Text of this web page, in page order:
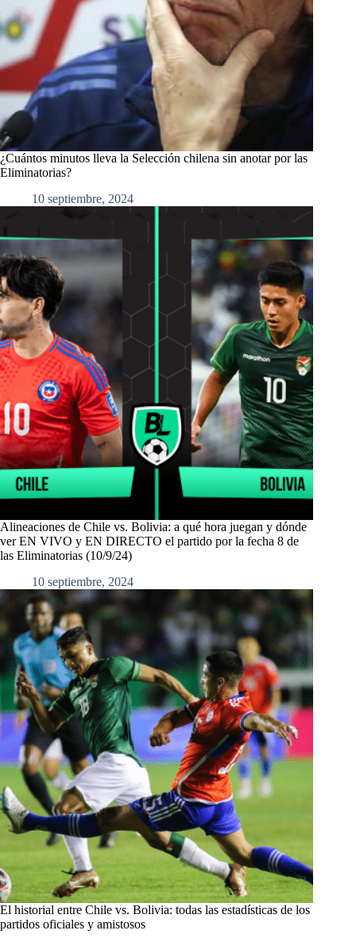
¿Cuántos minutos lleva la Selección chilena sin anotar por las
Eliminatorias?
10 septiembre, 2024
Alineaciones de Chile vs. Bolivia: a qué hora juegan y dónde
ver EN VIVO y EN DIRECTO el partido por la fecha 8 de
las Eliminatorias (10/9/24)
10 septiembre, 2024
El historial entre Chile vs. Bolivia: todas las estadísticas de los
partidos oficiales y amistosos